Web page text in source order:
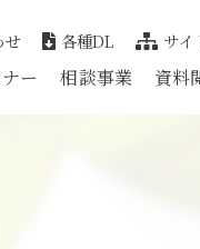
ー 相談事業 資料
せ 各種DL サイ